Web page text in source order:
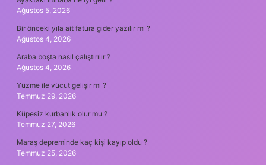
Ağustos 5, 2026
Bir önceki yıla ait fatura gider yazılır mı ?
Ağustos 4, 2026
Araba boşta nasıl çalıştırılır ?
Ağustos 4, 2026
Yüzme ile vücut gelişir mi ?
Temmuz 29, 2026
Küpesiz kurbanlık olur mu ?
Temmuz 27, 2026
Maraş depreminde kaç kişi kayıp oldu ?
Temmuz 25, 2026